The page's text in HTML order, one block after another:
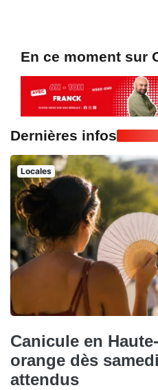
En ce moment sur
Dernières infos
Locales
Canicule en
orange dès
attendus